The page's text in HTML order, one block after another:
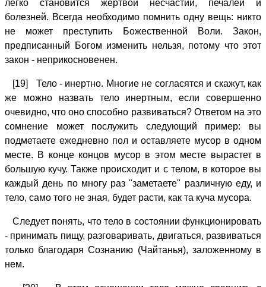
легко становится жертвой несчастий, печалей и
болезней. Всегда необходимо помнить одну вещь: никто
не может преступить Божественной Воли. Закон,
предписанный Богом изменить нельзя, потому что этот
закон - неприкосновенен.
[19] Тело - инертно. Многие не согласятся и скажут, как
же можно назвать тело инертным, если совершенно
очевидно, что оно способно развиваться? Ответом на это
сомнение может послужить следующий пример: вы
подметаете ежедневно пол и оставляете мусор в одном
месте. В конце концов мусор в этом месте вырастет в
большую кучу. Также происходит и с телом, в которое вы
каждый день по многу раз "заметаете" различную еду, и
тело, само того не зная, будет расти, как та куча мусора.
Следует понять, что тело в состоянии функционировать
- принимать пищу, разговаривать, двигаться, развиваться
только благодаря Сознанию (Чайтанья), заложенному в
нем.